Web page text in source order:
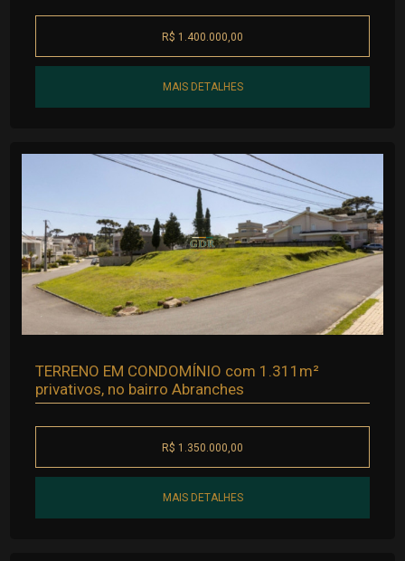
R$ 1.400.000,00
MAIS DETALHES
TERRENO EM CONDOMÍNIO com 1.311m²
privativos, no bairro Abranches
R$ 1.350.000,00
MAIS DETALHES